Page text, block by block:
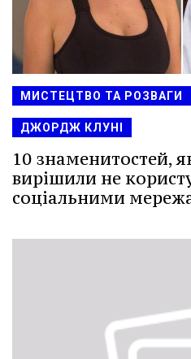
МИСТЕЦТВО ТА РОЗВАГИ
ДЖОРДЖ КЛУНІ
10 знаменитостей,
вирішили не
соціальними